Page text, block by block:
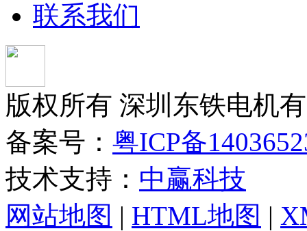
联系我们
版权所有 深圳东铁电机
备案号： 粤ICP备
技术支持： 中赢科技
网站地图 | HTML地图 |